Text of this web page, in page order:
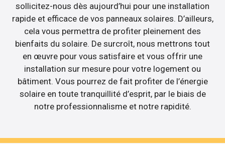
sollicitez-nous dès aujourd’hui pour une installation
rapide et efficace de vos panneaux solaires. D’ailleurs,
cela vous permettra de profiter pleinement des
bienfaits du solaire. De surcroît, nous mettrons tout
en œuvre pour vous satisfaire et vous offrir une
installation sur mesure pour votre logement ou
bâtiment. Vous pourrez de fait profiter de l’énergie
solaire en toute tranquillité d’esprit, par le biais de
notre professionnalisme et notre rapidité.